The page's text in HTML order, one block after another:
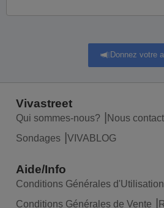
Donnez votre
Vivastreet
Qui sommes-nous? Nous
Sondages
VIVABLOG
Aide/Info
Conditions Générales d'Utilisation
Conditions Générales de Vente